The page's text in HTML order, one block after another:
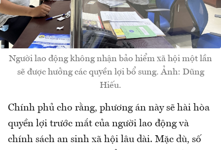
Người lao động không nhận bảo hiểm xã hội một lần
sẽ được hưởng các quyền lợi bổ sung. Ảnh: Dũng
Hiếu.
Chính phủ cho rằng, phương án này sẽ hài hòa
quyền lợi trước mắt của người lao động và
chính sách an sinh xã hội lâu dài. Mặc dù, số